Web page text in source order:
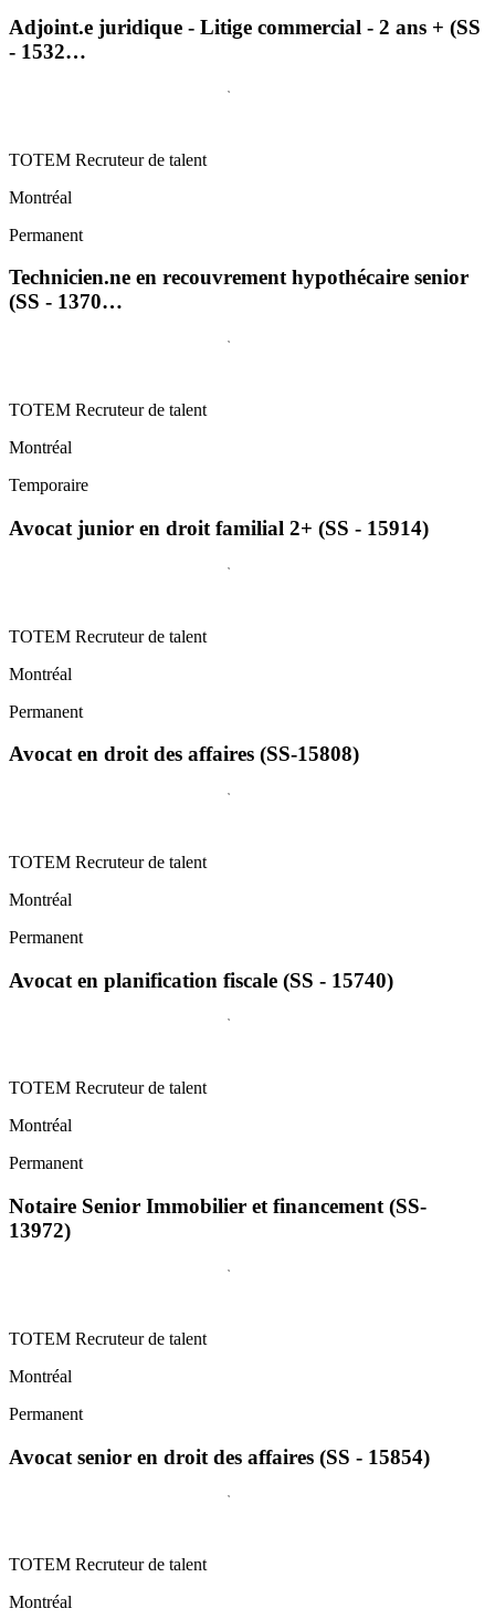
Adjoint.e juridique - Litige commercial - 2 ans + (SS
- 1532…
TOTEM Recruteur de talent
Montréal
Permanent
Technicien.ne en recouvrement hypothécaire senior
(SS - 1370…
TOTEM Recruteur de talent
Montréal
Temporaire
Avocat junior en droit familial 2+ (SS - 15914)
TOTEM Recruteur de talent
Montréal
Permanent
Avocat en droit des affaires (SS-15808)
TOTEM Recruteur de talent
Montréal
Permanent
Avocat en planification fiscale (SS - 15740)
TOTEM Recruteur de talent
Montréal
Permanent
Notaire Senior Immobilier et financement (SS-
13972)
TOTEM Recruteur de talent
Montréal
Permanent
Avocat senior en droit des affaires (SS - 15854)
TOTEM Recruteur de talent
Montréal